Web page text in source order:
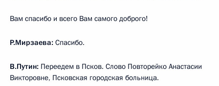
Вам спасибо и всего Вам самого доброго!
Р.Мирзаева: Спасибо.
В.Путин: Переедем в Псков. Слово Повторейко Анастасии
Викторовне, Псковская городская больница.